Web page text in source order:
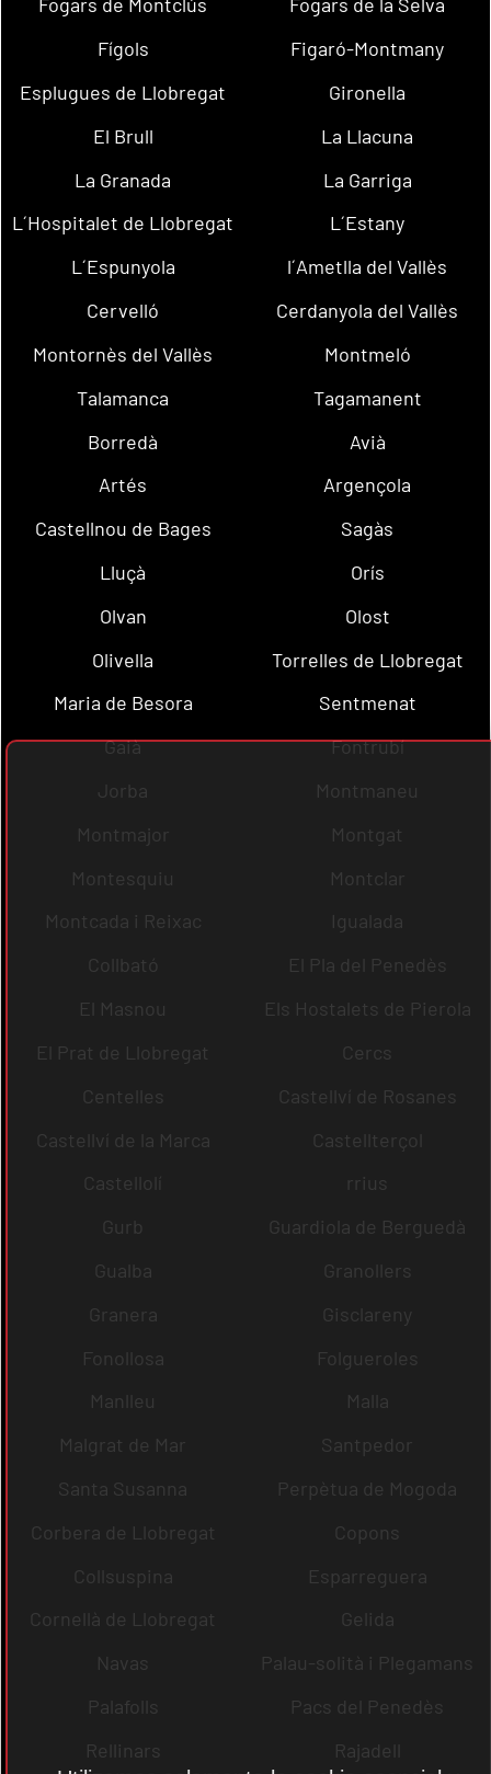
Fígols
Figaró-Montmany
Esplugues de Llobregat
Gironella
El Brull
La Llacuna
La Granada
La Garriga
L´Hospitalet de Llobregat
L´Estany
L´Espunyola
l´Ametlla del Vallès
Cervelló
Cerdanyola del Vallès
Montornès del Vallès
Montmeló
Talamanca
Tagamanent
Borredà
Avià
Artés
Argençola
Castellnou de Bages
Sagàs
Lluçà
Orís
Olvan
Olost
Olivella
Torrelles de Llobregat
Maria de Besora
Sentmenat
Gaià
Fontrubí
Jorba
Montmaneu
Montmajor
Montgat
Montesquiu
Montclar
Montcada i Reixac
Igualada
Collbató
El Pla del Penedès
El Masnou
Els Hostalets de Pierola
El Prat de Llobregat
Cercs
Centelles
Castellví de Rosanes
Castellví de la Marca
Castellterçol
Castellolí
rrius
Gurb
Guardiola de Berguedà
Gualba
Granollers
Granera
Gisclareny
Fonollosa
Folgueroles
Manlleu
Malla
Malgrat de Mar
Santpedor
Santa Susanna
Perpètua de Mogoda
Corbera de Llobregat
Copons
Collsuspina
Esparreguera
Cornellà de Llobregat
Gelida
Navas
Palau-solità i Plegamans
Palafolls
Pacs del Penedès
Rellinars
Rajadell